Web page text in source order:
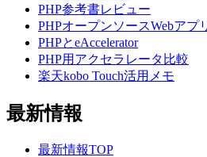
PHP参考書レビュー
PHPオープンソースWebアプ
PHPとeAccelerator
PHP用アクセラレータ比較
楽天kobo Touch活用メモ
最新情報
最新情報TOP